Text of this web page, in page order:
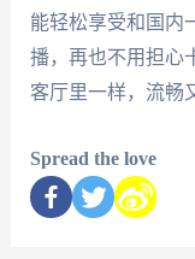
能轻松享受和国内
播，再也不用担心
客厅里一样，流畅
Spread the love